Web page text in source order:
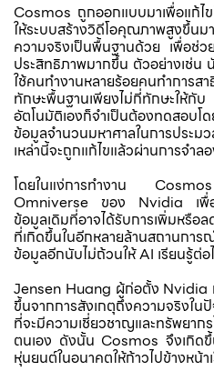
Cosmos ถูกออกแบบมาเพื่อแก้
ให้ระบบสร้างวิดีโอคุณภาพสูงขึ้นม
ความจริงเป็นพื้นฐานด้วย เพื่อช่
ประสิทธิภาพมากขึ้น ตัวอย่างเช่
ใช้คนทำงานหลายร้อยคนทำการ
ทักษะพื้นฐานเพียงไม่กี่ทักษะให้
อัตโนมัติเองก็จำเป็นต้องทดสอบโ
ข้อมูลจำนวนมหาศาลในการประ
เหล่านี้จะถูกแก้ไขแล้วผ่านการจำ
โดยในแง่การทำงาน
Omniverse ของ Nvidia เพื่อ
ข้อมูลเดิมที่อาจได้รับการเพิ่มหรื
ที่เกิดขึ้นในอีกหลายล้านสถานกา
ข้อมูลอีกนับไม่ถ้วนให้ AI เรียนรู้ต่อ
Jensen Huang ผู้ก่อตั้ง Nvidia
ขึ้นจากการสังเกตุถึงความจริงใ
ที่จะมีความเชี่ยวชาญและทรัพย
ตนเอง ดังนั้น Cosmos จึงเกิด
หุ่นยนต์ในอนาคตให้ก้าวไปข้างหน้า